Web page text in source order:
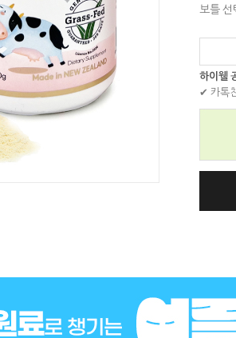
보틀 선
하이웰
✔ 카톡